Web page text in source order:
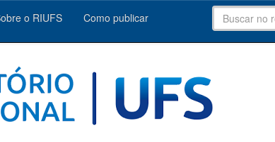
o RIUFS Como publicar